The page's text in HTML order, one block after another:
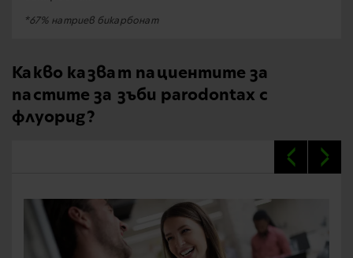
*67% натриев бикарбонат
Какво казват пациентите за
пастите за зъби parodontax с
флуорид?